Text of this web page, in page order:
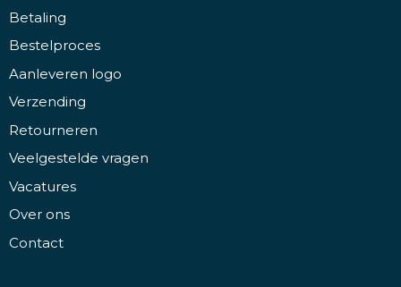
Betaling
Bestelproces
Aanleveren logo
Verzending
Retourneren
Veelgestelde vragen
Vacatures
Over ons
Contact